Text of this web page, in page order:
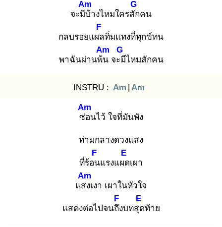
จะมีบ้
Am
างไหมใครสัก
G
คน
กลบรอยแผล
F
ทิ่มแทงที่ทุกข์ทน
พาฉันผ่านพ้น
Am
จะมี
G
ไหมสักคน
INSTRU : Am | Am
ซ่อ
Am
นไว้ ใจที่มันพัง
ท่ามกลางดวงแสง
ที่ร้อน
F
แรงแผด
E
เผา
แสง
Am
เงา เผาในหัวใจ
แสดงต่อไปจนถึง
F
บทสุด
E
ท้าย